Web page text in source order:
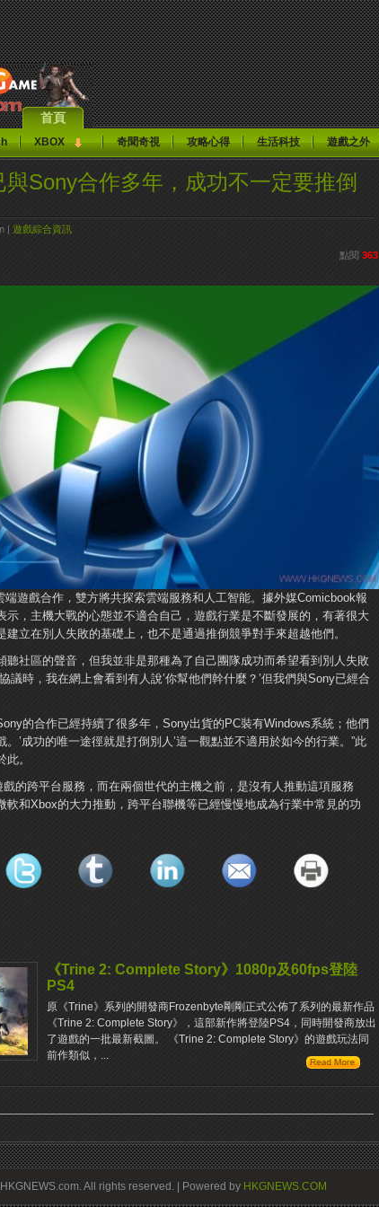
首頁
XBOX 奇聞奇視 攻略心得 生活科技 遊戲之外
與Sony合作多年，成功不一定要推倒
| 遊戲綜合資訊
點閱 363
遊戲合作，雙方將共探索雲端服務和人工智能。據外媒Comicbook報
示，主機大戰的心態並不適合自己，遊戲行業是不斷發展的，有著很大
立在別人失敗的基礎上，也不是通過推倒競爭對手來超越他們。
聽社區的聲音，但我並非是那種為了自己團隊成功而希望看到別人失敗
議時，我在網上會看到有人說’你幫他們幹什麼？’但我們與Sony已經合
的合作已經持續了很多年，Sony出貨的PC裝有Windows系統；他們
’成功的唯一途徑就是打倒別人’這一觀點並不適用於如今的行業。”此
。
的跨平台服務，而在兩個世代的主機之前，是沒有人推動這項服務
軟和Xbox的大力推動，跨平台聯機等已經慢慢地成為行業中常見的功
《Trine 2: Complete Story》1080p及60fps登陸
PS4
原《Trine》系列的開發商Frozenbyte剛剛正式公​​佈了系列的最新作品
《Trine 2: Complete Story》，這部新作將登陸PS4，同時開發商放出
了遊戲的一批最新截圖。 《Trine 2: Complete Story》的遊戲玩法同
前作類似，...
All rights reserved. | Powered by HKGNEWS.COM